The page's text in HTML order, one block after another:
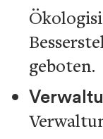
geboten.